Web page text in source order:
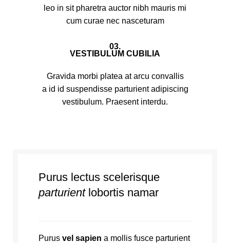
leo in sit pharetra auctor nibh mauris mi
cum curae nec nasceturam
03.
VESTIBULUM CUBILIA
Gravida morbi platea at arcu convallis
a id id suspendisse parturient adipiscing
vestibulum. Praesent interdu.
Purus lectus scelerisque
parturientlobortis namar
Purus vel sapien a mollis fusce parturient